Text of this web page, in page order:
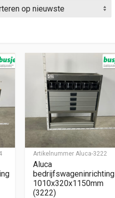
nieuwste
Artikelnummer Aluca-3222
Aluca
bedrijfswageninrichting
1010x320x1150mm
(3222)